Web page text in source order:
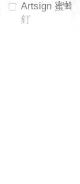
Artsign 蜜蜂
釘